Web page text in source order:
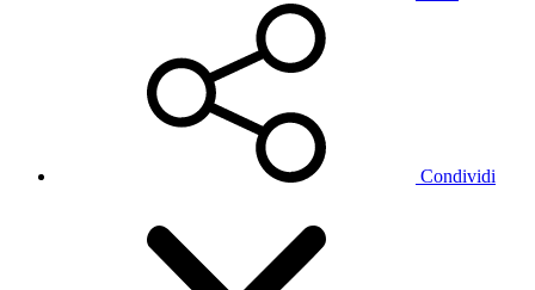
Condividi